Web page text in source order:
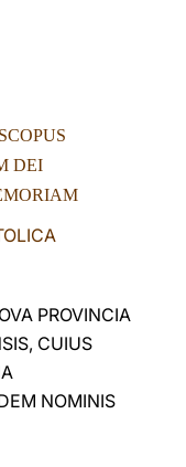
DEI
PROVINCIA
CUIUS
NOMINIS